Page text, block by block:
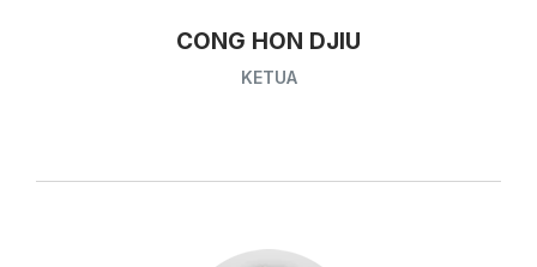
CONG HON DJIU
KETUA